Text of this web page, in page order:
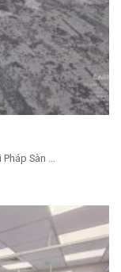
Sàn ...